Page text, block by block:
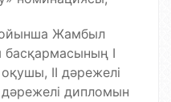
Жамбыл
басқармасының І
ІІ дәрежелі
дипломын